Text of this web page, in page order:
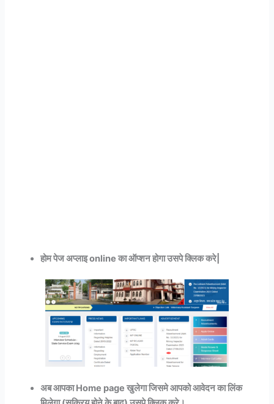
होम पेज अप्लाइ online का ऑप्शन होगा उसपे क्लिक करे|
अब आपका Home page खुलेगा जिसमे आपको आवेदन का लिंक